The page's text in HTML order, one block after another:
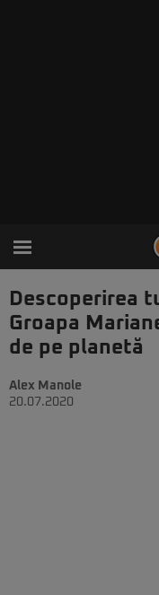
Descoperirea
Groapa
de pe planetă
Alex Manole
20.07.2020